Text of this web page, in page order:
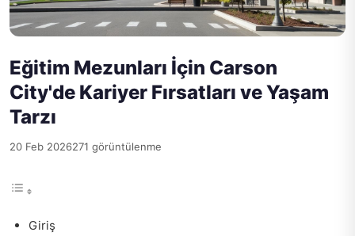
Eğitim Mezunları İçin Carson
City'de Kariyer Fırsatları ve Yaşam
Tarzı
20 Feb 2026271 görüntülenme
Giriş